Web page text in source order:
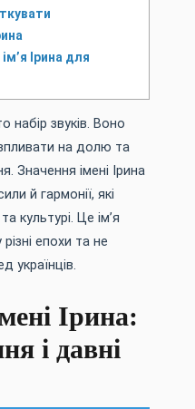
Ірина для
набір звуків. Воно
на долю та
Значення імені Ірина
й гармонії, які
культурі. Це ім’я
епохи та не
українців.
Ірина:
і давні